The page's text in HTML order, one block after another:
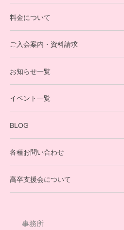
オンラインコース
eスポーツコース
就労支援コース
英会話・海外留学コース
寮生活サポート
卒業生の今
アウトリーチ支援
[家庭訪問カウンセリング]
料金について
ご入会案内・資料請求
お知らせ一覧
イベント一覧
BLOG
保護者交流だより一覧
会長コラム一覧
各種お問い合わせ
高卒支援会について
事務所